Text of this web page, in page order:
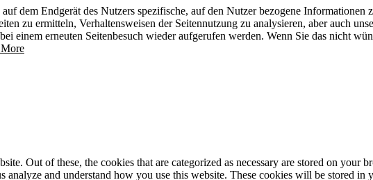
dem Endgerät des Nutzers spezifische, auf den Nutzer bezogene Informationen
zu ermitteln, Verhaltensweisen der Seitennutzung zu analysieren, aber auch
einem erneuten Seitenbesuch wieder aufgerufen werden. Wenn Sie das nicht
Out of these, the cookies that are categorized as necessary are stored on your
and understand how you use this website. These cookies will be stored